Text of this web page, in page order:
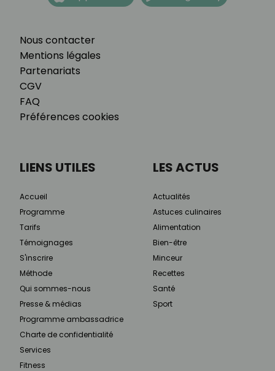
Nous contacter
Mentions légales
Partenariats
CGV
FAQ
Préférences cookies
LIENS UTILES
Accueil
Programme
Tarifs
Témoignages
S'inscrire
Méthode
Qui sommes-nous
Presse & médias
Programme ambassadrice
Charte de confidentialité
Services
Fitness
LES ACTUS
Actualités
Astuces culinaires
Alimentation
Bien-être
Minceur
Recettes
Santé
Sport